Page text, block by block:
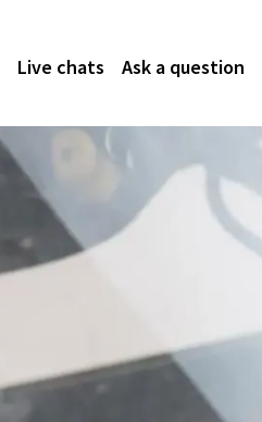
Live chats Ask a question